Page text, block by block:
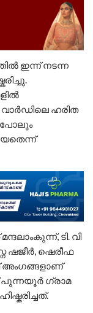
ഇന്ന് നടന്ന
വാർഡിലെ ഹരിത
പോലും
ടി. വി
ഷജീർ, ഷെരീഫ
അംഗങ്ങളാണ്
പുന്നയൂർ ഗ്രാമ